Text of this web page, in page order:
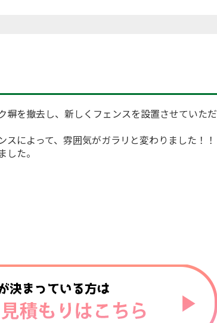
塀を撤去し、新しくフェンスを設置させていただ
スによって、雰囲気がガラリと変わりました！！
した。